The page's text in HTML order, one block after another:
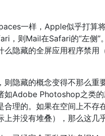
一样，Apple似乎打算
，则Mail在Safari的“左侧
么隐藏的全屏应用程序禁用
则隐藏的概念变得不那么
如Adobe Photoshop之类
理的。如果在空间上不存
并没有堆叠），那么这几